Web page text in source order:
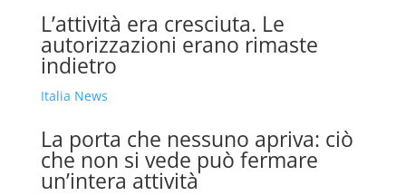
L’attività era cresciuta. Le
autorizzazioni erano rimaste
indietro
Italia News
La porta che nessuno apriva: ciò
che non si vede può fermare
un’intera attività